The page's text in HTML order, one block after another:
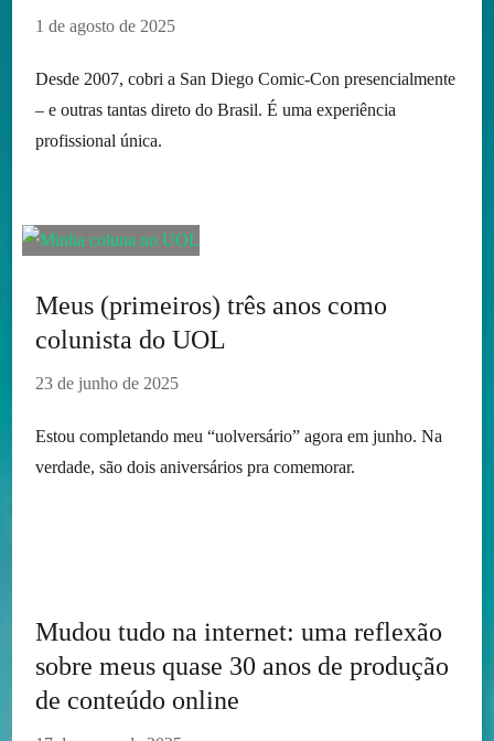
1 de agosto de 2025
Desde 2007, cobri a San Diego Comic-Con presencialmente
– e outras tantas direto do Brasil. É uma experiência
profissional única.
Meus (primeiros) três anos como
colunista do UOL
23 de junho de 2025
Estou completando meu “uolversário” agora em junho. Na
verdade, são dois aniversários pra comemorar.
Mudou tudo na internet: uma reflexão
sobre meus quase 30 anos de produção
de conteúdo online